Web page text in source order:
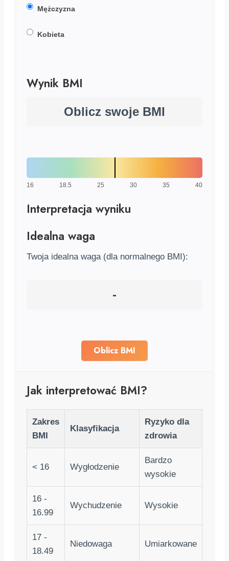
Mężczyzna
Kobieta
Wynik BMI
Oblicz swoje BMI
16 18.5 25 30 35 40
Interpretacja wyniku
Idealna waga
Twoja idealna waga (dla normalnego BMI):
-
Oblicz BMI
Jak interpretować BMI?
Zakres
BMI
Klasyfikacja
Ryzyko dla
zdrowia
< 16 Wygłodzenie
Bardzo
wysokie
16 -
16.99
Wychudzenie Wysokie
17 -
18.49
Niedowaga Umiarkowane